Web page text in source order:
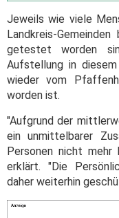
Jeweils wie viele
Landkreis-
getestet worden
Aufstellung in
wieder vom
worden ist.
"Aufgrund der
ein unmittelbarer
Personen nicht mehr
erklärt. "Die
daher weiterhin